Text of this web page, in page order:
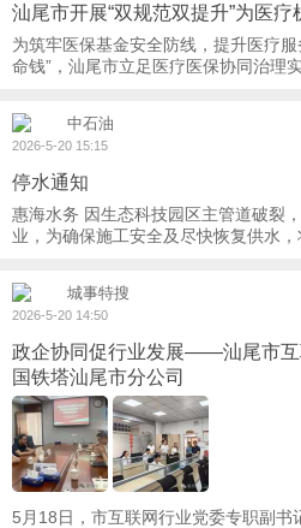
汕尾市开展“双规范双提升”为医疗
为筑牢医保基金安全防线，提升医疗服
命钱”，汕尾市立足医疗医保协同治理
中石油
2026-5-20 15:15
停水通知
惠海水务 因生态科技园区主管道破裂，需紧急开展破损管道抢修作
业，为确保施工安全及尽快恢复供水
城事特搜
2026-5-20 14:50
政企协同促行业发展——汕尾市互
国铁塔汕尾市分公司
5月18日，市互联网行业党委专职副书